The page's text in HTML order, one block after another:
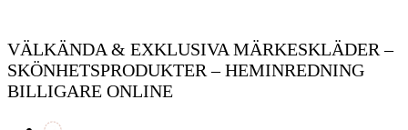
VÄLKÄNDA & EXKLUSIVA MÄRKESKLÄDER –
SKÖNHETSPRODUKTER – HEMINREDNING
BILLIGARE ONLINE